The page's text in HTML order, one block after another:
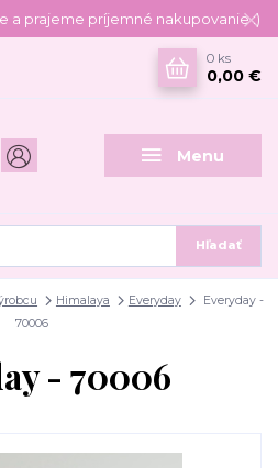
a prajeme príjemné nakupovanie :)
Menu
Hľadať
0 ks
0,00 €
Himalaya Everyday
Everyday -
70006
- 70006